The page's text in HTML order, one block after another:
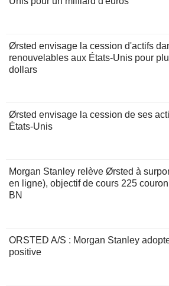
Ørsted envisage la cession d'actifs
renouvelables aux États-Unis pour
dollars
Ørsted envisage la cession de ses
États-Unis
Morgan Stanley relève Ørsted à
en ligne), objectif de cours 225
BN
ORSTED A/S : Morgan Stanley
positive